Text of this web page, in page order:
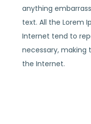
anything
text. All the Lorem
Internet tend to
necessary, making
the Internet.